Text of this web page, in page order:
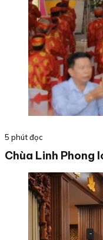
5 phút đọc
Chùa Linh Phong